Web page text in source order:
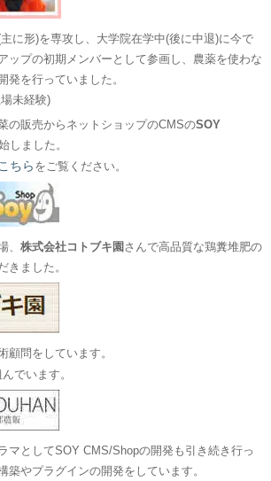
に形)を専攻し、大学院在学中(後に中退)に今で
ップの初期メンバーとして参画し、農薬を使わな
発を行っていました。
未経験)
の販売からネットショップのCMSのSOY
しました。
ちら をご覧ください。
、 株式会社コトブキ園 さんで高品質な鶏糞堆肥の
きました。
顧問をしています。
でいます。
マとしてSOY CMS/Shopの開発も引き続き行っ
築やプラグインの開発をしています。